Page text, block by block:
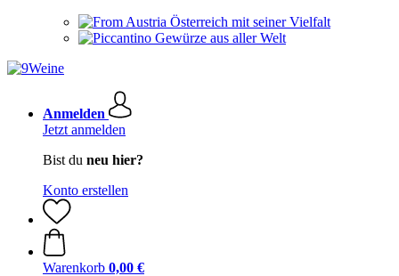
Österreich mit seiner Vielfalt
Gewürze aus aller Welt
Anmelden
Jetzt anmelden
Bist du neu hier?
Konto erstellen
Warenkorb 0,00 €